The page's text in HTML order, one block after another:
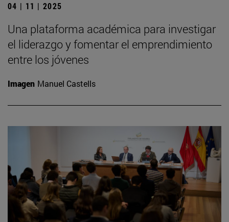
04 | 11 | 2025
Una plataforma académica para investigar
el liderazgo y fomentar el emprendimiento
entre los jóvenes
Imagen Manuel Castells